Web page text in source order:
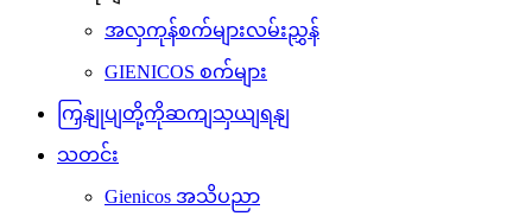
အလှကုန်စက်များလမ်းညွှန်
GIENICOS စက်များ
ကြှနျုပျတို့ကိုဆကျသှယျရနျ
သတင်း
Gienicos အသိပညာ